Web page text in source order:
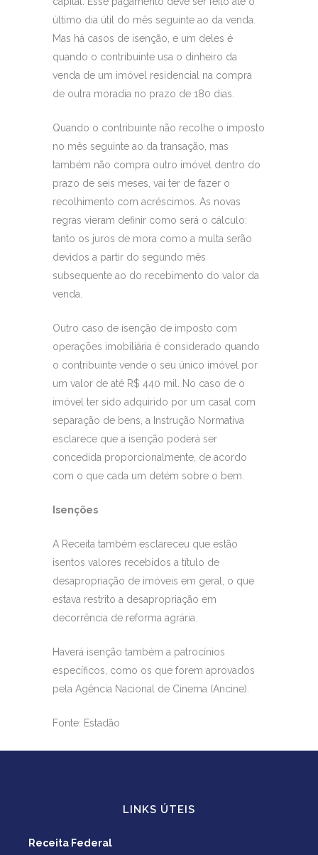
último dia útil do mês seguinte ao da venda.
Mas há casos de isenção, e um deles é
quando o contribuinte usa o dinheiro da
venda de um imóvel residencial na compra
de outra moradia no prazo de 180 dias.
Quando o contribuinte não recolhe o imposto
no mês seguinte ao da transação, mas
também não compra outro imóvel dentro do
prazo de seis meses, vai ter de fazer o
recolhimento com acréscimos. As novas
regras vieram definir como será o cálculo:
tanto os juros de mora como a multa serão
devidos a partir do segundo mês
subsequente ao do recebimento do valor da
venda.
Outro caso de isenção de imposto com
operações imobiliária é considerado quando
o contribuinte vende o seu único imóvel por
um valor de até R$ 440 mil. No caso de o
imóvel ter sido adquirido por um casal com
separação de bens, a Instrução Normativa
esclarece que a isenção poderá ser
concedida proporcionalmente, de acordo
com o que cada um detém sobre o bem.
Isenções
A Receita também esclareceu que estão
isentos valores recebidos a título de
desapropriação de imóveis em geral, o que
estava restrito a desapropriação em
decorrência de reforma agrária.
Haverá isenção também a patrocínios
específicos, como os que forem aprovados
pela Agência Nacional de Cinema (Ancine).
Fonte: Estadão
LINKS ÚTEIS
Receita Federal